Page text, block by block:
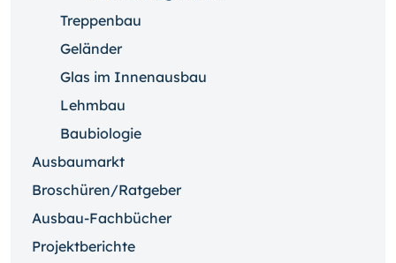
Treppenbau
Geländer
Glas im Innenausbau
Lehmbau
Baubiologie
Ausbaumarkt
Broschüren/Ratgeber
Ausbau-Fachbücher
Projektberichte